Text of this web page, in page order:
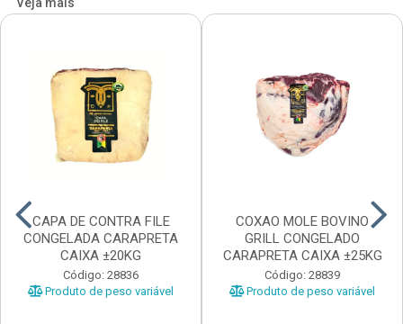
Veja mais
CAPA DE CONTRA FILE
CONGELADA CARAPRETA
CAIXA ±20KG
Código: 28836
Produto de peso variável
COXAO MOLE BOVINO
GRILL CONGELADO
CARAPRETA CAIXA ±25KG
Código: 28839
Produto de peso variável